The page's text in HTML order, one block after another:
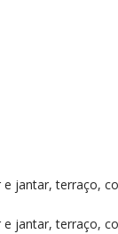
jantar, terraço,
jantar, terraço,